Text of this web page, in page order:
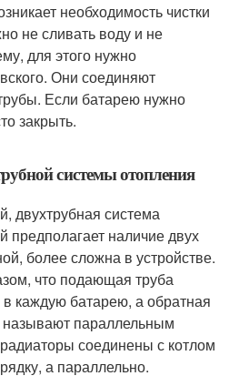
необходимость чистки
не сливать воду и не
для этого нужно
Они соединяют
Если батарею нужно
закрыть.
системы отопления
двухтрубная система
предполагает наличие двух
более сложна в устройстве.
что подающая труба
каждую батарею, а обратная
параллельным
соединены с котлом
а параллельно.